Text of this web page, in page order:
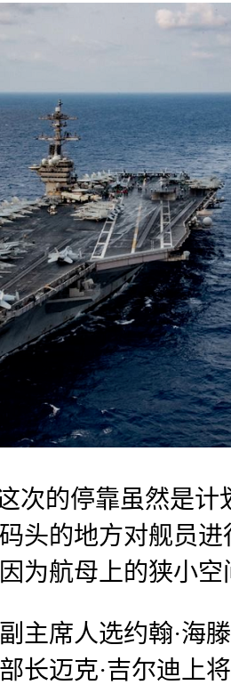
次的停靠虽然是
头的地方对舰员
为航母上的狭小
主席人选约翰·海
长迈克·吉尔迪上